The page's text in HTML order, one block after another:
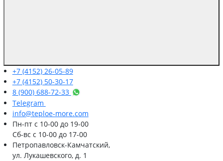
+7 (4152) 26-05-89
+7 (4152) 50-30-17
8 (900) 688-72-33
Telegram
info@teploe-more.com
Пн-птс 10-00 до 19-00
Сб-вс с 10-00 до 17-00
Петропавловск-Камчатский,
ул. Лукашевского, д. 1